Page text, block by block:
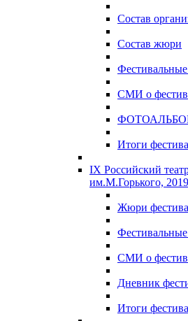
Состав
Состав жюри
Фестивальные
СМИ о
Итоги
IX Российский
им.М.Горького,
Жюри
Фестивальные
СМИ о
Дневник
Итоги